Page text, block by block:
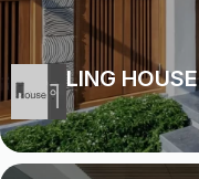
LING HOUSE